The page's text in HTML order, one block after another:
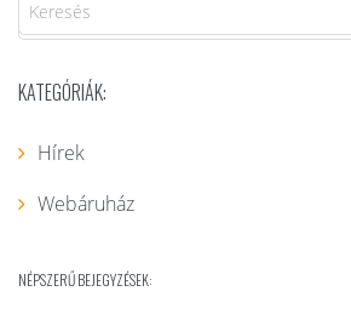
KATEGÓRIÁK:
Hírek
Webáruház
NÉPSZERŰ BEJEGYZÉSEK: